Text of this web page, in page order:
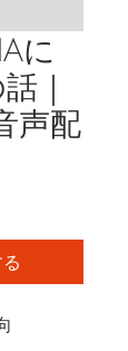
に
｜
声配